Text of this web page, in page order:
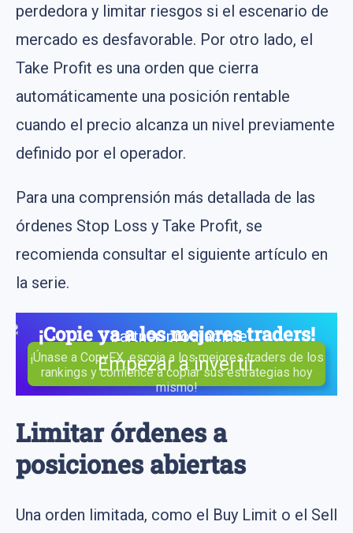
perdedora y limitar riesgos si el escenario de
mercado es desfavorable. Por otro lado, el
Take Profit es una orden que cierra
automáticamente una posición rentable
cuando el precio alcanza un nivel previamente
definido por el operador.
Para una comprensión más detallada de las
órdenes Stop Loss y Take Profit, se
recomienda consultar el siguiente artículo en
la serie​​.
¡Copie ya a los mejores traders!
¡Únase a CopyFX, escoja a los mejores traders de los
rankings y comience a copiar sus estrategias hoy
mismo!
Empezar a invertir
Limitar órdenes a
posiciones abiertas
Una orden limitada, como el Buy Limit o el Sell